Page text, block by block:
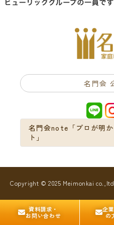
名門会
名門会note「プロが明
ト」
Copyright © 2025 Meimonkai
資料請求・
お問い合わせ
企
の